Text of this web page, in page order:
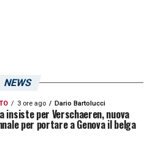
NEWS
3 ore ago Dario Bartolucci
insiste per Verschaeren, nuova
per portare a Genova il belga